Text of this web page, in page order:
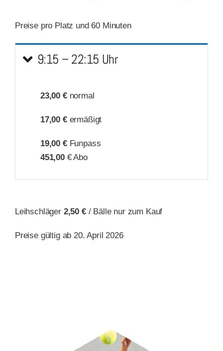
Preise pro Platz und 60 Minuten
9:15 – 22:15 Uhr
23,00 €normal
17,00 €ermäßigt
19,00 €Funpass
451,00€ Abo
Leihschläger 2,50 €/ Bälle nur zum Kauf
Preise gültig ab 20. April 2026